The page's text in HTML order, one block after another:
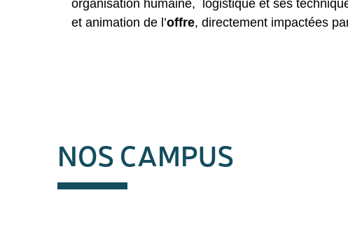
organisation humaine, logistique et ses
et animation de l’offre, directement impactées
NOS CAMPUS